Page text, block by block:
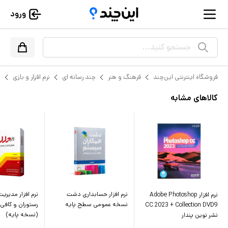
ورود
جستجو کنید...
فروشگاه اینترنتی این‌چند فرهنگ و هنر چند رسانه ای نرم افزار و بازی
کالاهای مشابه
نرم افزار Adobe Photoshop
CC 2023 + Collection DVD9
نشر نوین پندار
نرم افزار حسابداری دشت
نسخه عمومی سطح پایه
نرم افزار
رستوران و
(نسخه پایه)